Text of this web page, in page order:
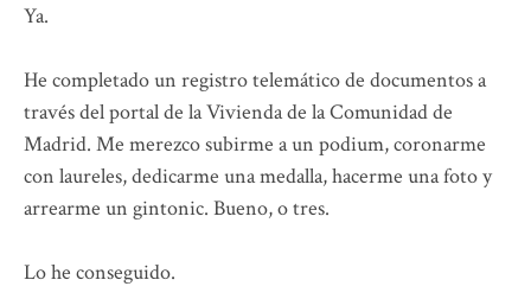
Ya.
He completado un registro telemático de documentos a
través del portal de la Vivienda de la Comunidad de
Madrid. Me merezco subirme a un podium, coronarme
con laureles, dedicarme una medalla, hacerme una foto y
arrearme un gintonic. Bueno, o tres.
Lo he conseguido.